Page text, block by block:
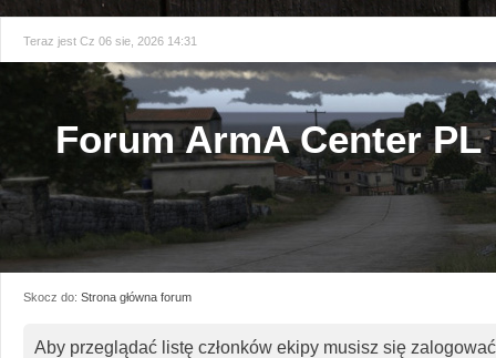
Teraz jest Cz 06 sie, 2026 14:31
Forum ArmA Center PL
Skocz do: Strona główna forum
Aby przeglądać listę członków ekipy musisz się